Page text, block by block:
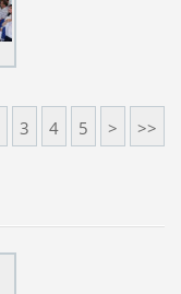
3 4 5 > >>